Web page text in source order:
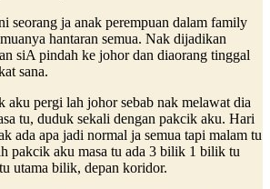
seorang ja anak perempuan dalam family
hantaran semua. Nak dijadikan
siA pindah ke johor dan diaorang tinggal
sana.
aku pergi lah johor sebab nak melawat dia
tu, duduk sekali dengan pakcik aku. Hari
ada apa jadi normal ja semua tapi malam tu
pakcik aku masa tu ada 3 bilik 1 bilik tu
utama bilik, depan koridor.